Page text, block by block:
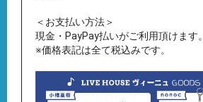
＜お支払い方法＞
現金・PayPay払いがご利用頂けます。
※価格表記は全て税込みです。